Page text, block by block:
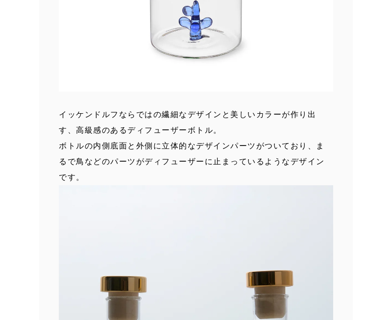
イッケンドルフならではの繊細なデザインと美しいカラーが作り出
す、高級感のあるディフューザーボトル。
ボトルの内側底面と外側に立体的なデザインパーツがついており、ま
るで鳥などのパーツがディフューザーに止まっているようなデザイン
です。